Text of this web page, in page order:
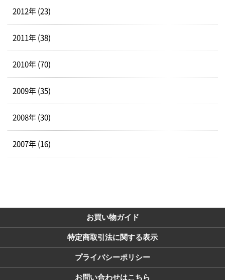
2012年 (23)
2011年 (38)
2010年 (70)
2009年 (35)
2008年 (30)
2007年 (16)
お買い物ガイド
特定商取引法に関する表示
プライバシーポリシー
お問い合わせはこちら